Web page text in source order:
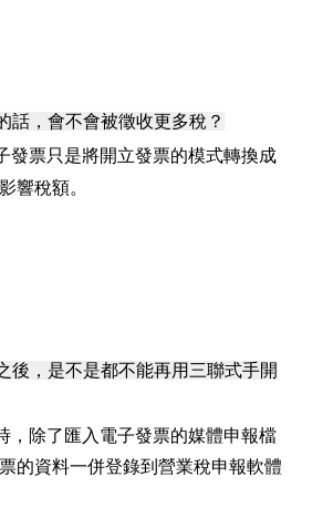
話，會不會被徵收更多稅？
發票只是將開立發票的模式轉換成
響稅額。
後，是不是都不能再用三聯式手開
，除了匯入電子發票的媒體申報檔
的資料一併登錄到營業稅申報軟體